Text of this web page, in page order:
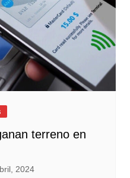
terreno en
2024